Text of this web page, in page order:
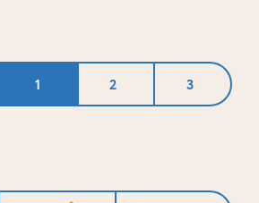
1 2 3